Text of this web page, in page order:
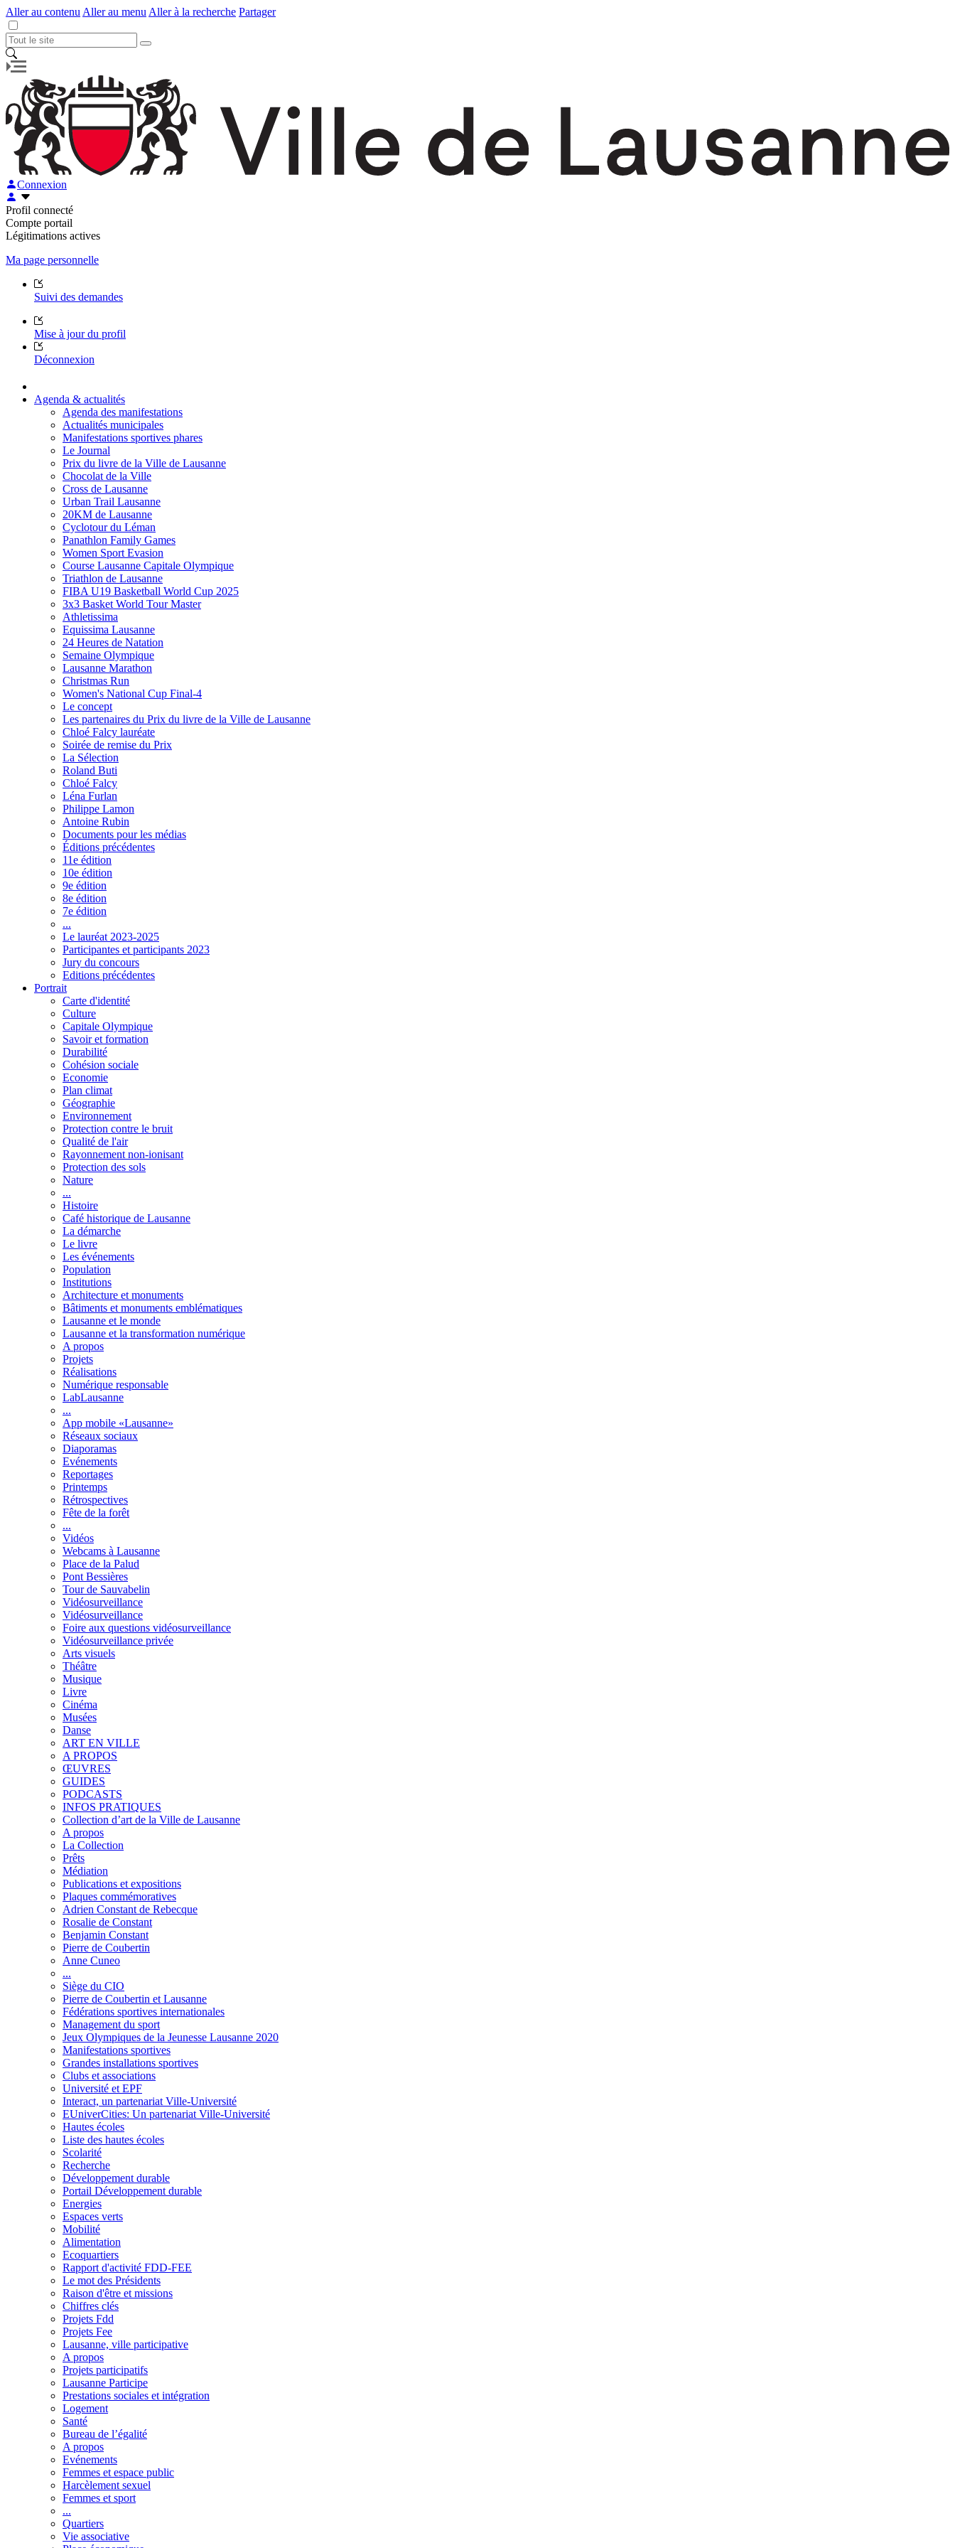
Aller au contenu Aller au menu Aller à la recherche Partager
Connexion
Profil connecté
Compte portail
Légitimations actives
Ma page personnelle
Suivi des demandes
Mise à jour du profil
Déconnexion
Agenda & actualités
Agenda des manifestations
Actualités municipales
Manifestations sportives phares
Le Journal
Prix du livre de la Ville de Lausanne
Chocolat de la Ville
Cross de Lausanne
Urban Trail Lausanne
20KM de Lausanne
Cyclotour du Léman
Panathlon Family Games
Women Sport Evasion
Course Lausanne Capitale Olympique
Triathlon de Lausanne
FIBA U19 Basketball World Cup 2025
3x3 Basket World Tour Master
Athletissima
Equissima Lausanne
24 Heures de Natation
Semaine Olympique
Lausanne Marathon
Christmas Run
Women's National Cup Final-4
Le concept
Les partenaires du Prix du livre de la Ville de Lausanne
Chloé Falcy lauréate
Soirée de remise du Prix
La Sélection
Roland Buti
Chloé Falcy
Léna Furlan
Philippe Lamon
Antoine Rubin
Documents pour les médias
Éditions précédentes
11e édition
10e édition
9e édition
8e édition
7e édition
...
Le lauréat 2023-2025
Participantes et participants 2023
Jury du concours
Editions précédentes
Portrait
Carte d'identité
Culture
Capitale Olympique
Savoir et formation
Durabilité
Cohésion sociale
Economie
Plan climat
Géographie
Environnement
Protection contre le bruit
Qualité de l'air
Rayonnement non-ionisant
Protection des sols
Nature
...
Histoire
Café historique de Lausanne
La démarche
Le livre
Les événements
Population
Institutions
Architecture et monuments
Bâtiments et monuments emblématiques
Lausanne et le monde
Lausanne et la transformation numérique
A propos
Projets
Réalisations
Numérique responsable
LabLausanne
...
App mobile «Lausanne»
Réseaux sociaux
Diaporamas
Evénements
Reportages
Printemps
Rétrospectives
Fête de la forêt
...
Vidéos
Webcams à Lausanne
Place de la Palud
Pont Bessières
Tour de Sauvabelin
Vidéosurveillance
Vidéosurveillance
Foire aux questions vidéosurveillance
Vidéosurveillance privée
Arts visuels
Théâtre
Musique
Livre
Cinéma
Musées
Danse
ART EN VILLE
A PROPOS
ŒUVRES
GUIDES
PODCASTS
INFOS PRATIQUES
Collection d’art de la Ville de Lausanne
A propos
La Collection
Prêts
Médiation
Publications et expositions
Plaques commémoratives
Adrien Constant de Rebecque
Rosalie de Constant
Benjamin Constant
Pierre de Coubertin
Anne Cuneo
...
Siège du CIO
Pierre de Coubertin et Lausanne
Fédérations sportives internationales
Management du sport
Jeux Olympiques de la Jeunesse Lausanne 2020
Manifestations sportives
Grandes installations sportives
Clubs et associations
Université et EPF
Interact, un partenariat Ville-Université
EUniverCities: Un partenariat Ville-Université
Hautes écoles
Liste des hautes écoles
Scolarité
Recherche
Développement durable
Portail Développement durable
Energies
Espaces verts
Mobilité
Alimentation
Ecoquartiers
Rapport d'activité FDD-FEE
Le mot des Présidents
Raison d'être et missions
Chiffres clés
Projets Fdd
Projets Fee
Lausanne, ville participative
A propos
Projets participatifs
Lausanne Participe
Prestations sociales et intégration
Logement
Santé
Bureau de l’égalité
A propos
Evénements
Femmes et espace public
Harcèlement sexuel
Femmes et sport
...
Quartiers
Vie associative